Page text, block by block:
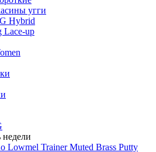
угги
Hybrid
up
недели